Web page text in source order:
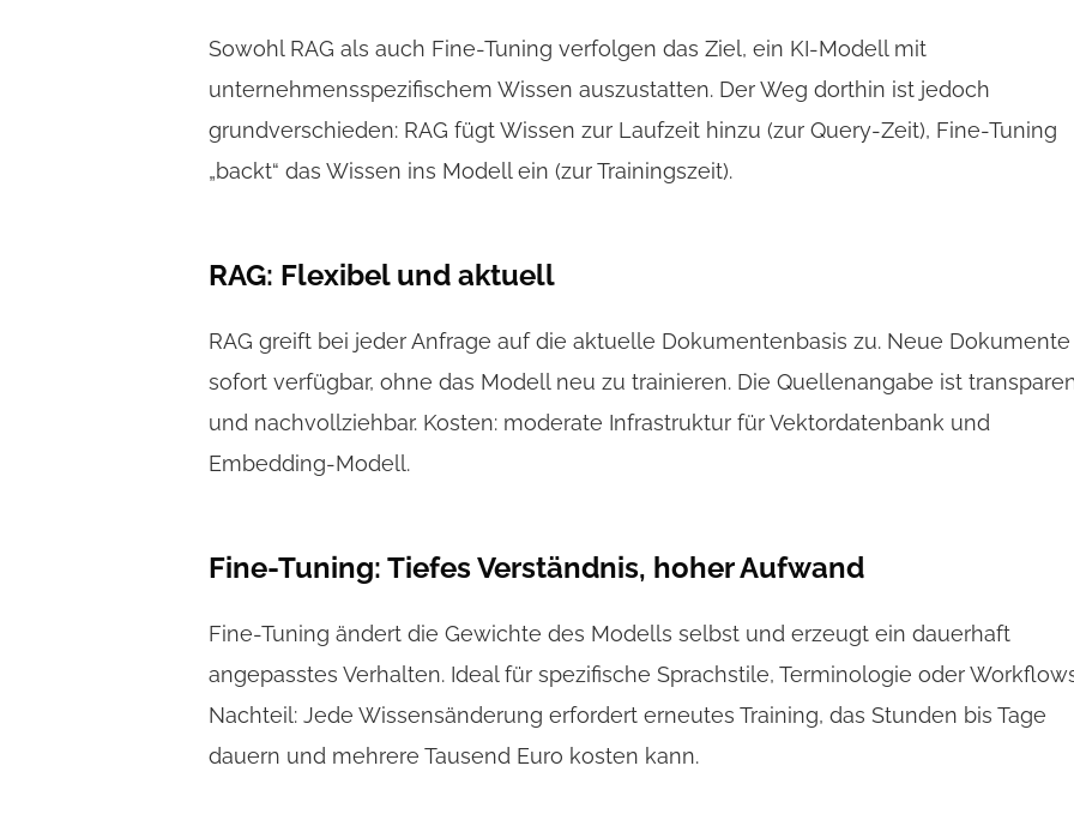
Sowohl RAG als auch Fine-Tuning verfolgen das Ziel, ein KI-Modell mit
unternehmensspezifischem Wissen auszustatten. Der Weg dorthin ist jedoch
grundverschieden: RAG fügt Wissen zur Laufzeit hinzu (zur Query-Zeit), Fine-Tuning
„backt“ das Wissen ins Modell ein (zur Trainingszeit).
RAG: Flexibel und aktuell
RAG greift bei jeder Anfrage auf die aktuelle Dokumentenbasis zu. Neue Dokumente
sofort verfügbar, ohne das Modell neu zu trainieren. Die Quellenangabe ist
und nachvollziehbar. Kosten: moderate Infrastruktur für Vektordatenbank und
Embedding-Modell.
Fine-Tuning: Tiefes Verständnis, hoher Aufwand
Fine-Tuning ändert die Gewichte des Modells selbst und erzeugt ein dauerhaft
angepasstes Verhalten. Ideal für spezifische Sprachstile, Terminologie oder
Nachteil: Jede Wissensänderung erfordert erneutes Training, das Stunden bis Tage
dauern und mehrere Tausend Euro kosten kann.